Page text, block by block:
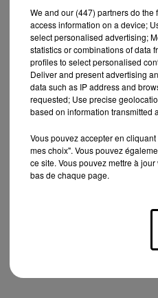
We and our (447) partnersdo the
access information on a device;
select personalised advertising;
statistics or combinations of data
profiles to select personalised
Deliver and present advertising
data such as IP address and
requested; Use precise
based on information transmitted
Vous pouvez accepter en
mes choix". Vous pouvez
ce site. Vous pouvez mettre à
bas de chaque page.